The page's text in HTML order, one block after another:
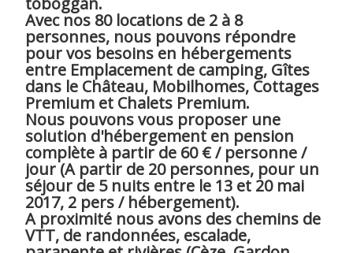
Avec nos 80 locations de 2 à 8
personnes, nous pouvons répondre
pour vos besoins en hébergements
entre Emplacement de camping, Gîtes
dans le Château, Mobilhomes, Cottages
Premium et Chalets Premium.
Nous pouvons vous proposer une
solution d'hébergement en pension
complète à partir de 60 € / personne /
jour (A partir de 20 personnes, pour un
séjour de 5 nuits entre le 13 et 20 mai
2017, 2 pers / hébergement).
A proximité nous avons des chemins de
VTT, de randonnées, escalade,